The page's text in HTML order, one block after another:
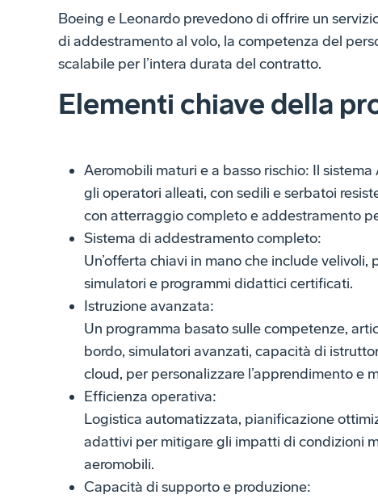
Boeing e Leonardo prevedono di offrire un
di addestramento al volo, la competenza del
scalabile per l’intera durata del contratto.
Elementi chiave della
Aeromobili maturi e a basso rischio: Il
gli operatori alleati, con sedili e serbatoi
con atterraggio completo e addestramento
Sistema di addestramento completo:
Un’offerta chiavi in mano che include
simulatori e programmi didattici certificati.
Istruzione avanzata:
Un programma basato sulle competenze,
bordo, simulatori avanzati, capacità di
cloud, per personalizzare l’apprendimento e
Efficienza operativa:
Logistica automatizzata, pianificazione
adattivi per mitigare gli impatti di condizioni
aeromobili.
Capacità di supporto e produzione: